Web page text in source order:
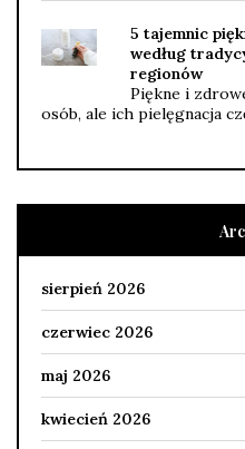
5 tajemnic
według
regionów
Piękne i
osób, ale ich pielęgnacja
sierpień 2026
czerwiec 2026
maj 2026
kwiecień 2026